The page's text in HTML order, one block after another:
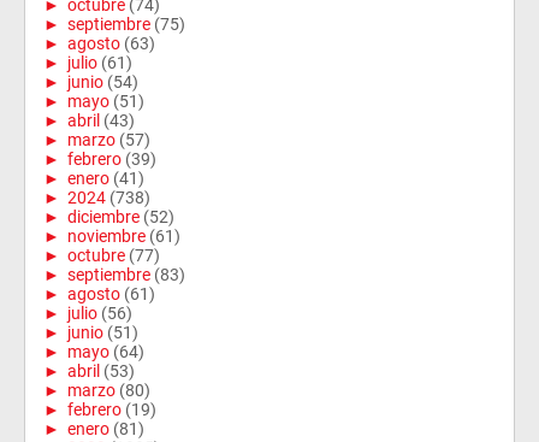
► octubre (74)
► septiembre (75)
► agosto (63)
► julio (61)
► junio (54)
► mayo (51)
► abril (43)
► marzo (57)
► febrero (39)
► enero (41)
► 2024 (738)
► diciembre (52)
► noviembre (61)
► octubre (77)
► septiembre (83)
► agosto (61)
► julio (56)
► junio (51)
► mayo (64)
► abril (53)
► marzo (80)
► febrero (19)
► enero (81)